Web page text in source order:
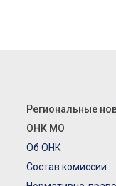
Региональные
ОНК МО
Об ОНК
Состав комиссии